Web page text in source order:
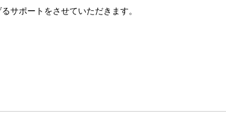
サポートをさせていただきます。